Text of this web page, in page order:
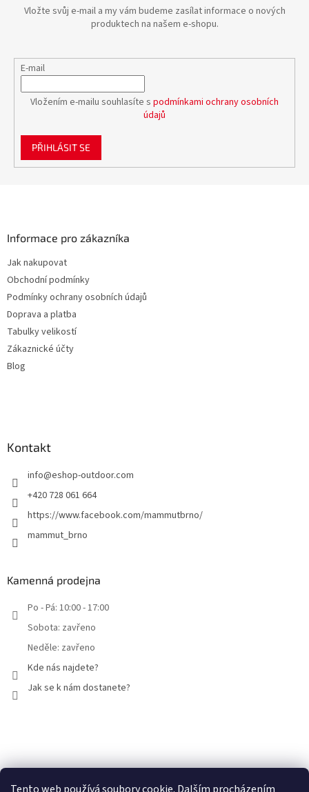
Vložte svůj e-mail a my vám budeme zasílat informace o nových
produktech na našem e-shopu.
E-mail
Vložením e-mailu souhlasíte s podmínkami ochrany osobních
údajů
PŘIHLÁSIT SE
Informace pro zákazníka
Jak nakupovat
Obchodní podmínky
Podmínky ochrany osobních údajů
Doprava a platba
Tabulky velikostí
Zákaznické účty
Blog
Kontakt
info@eshop-outdoor.com
+420 728 061 664
https://www.facebook.com/mammutbrno/
mammut_brno
Kamenná prodejna
Po - Pá: 10:00 - 17:00
Sobota: zavřeno
Neděle: zavřeno
Kde nás najdete?
Jak se k nám dostanete?
Facebook